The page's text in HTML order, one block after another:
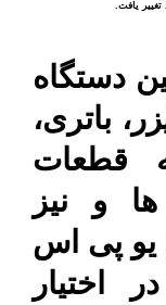
دستگاه
باتری،
قطعات
و نیز
یو پی اس
اختیار